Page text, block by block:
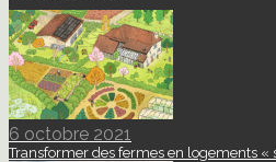
6 octobre 2021
Transformer des fermes en logements «